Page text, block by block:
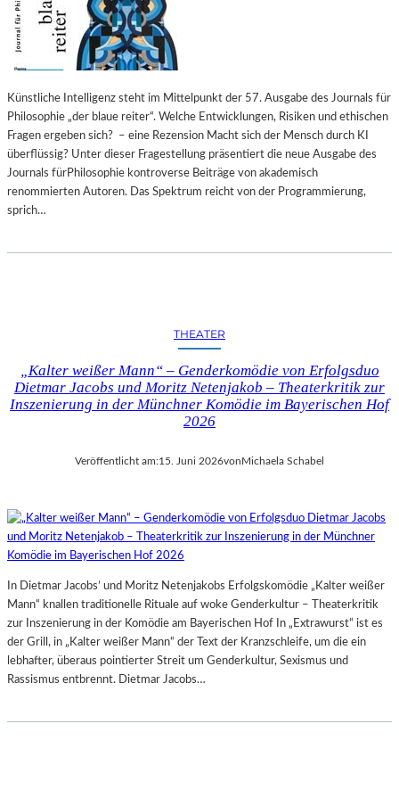
Künstliche Intelligenz steht im Mittelpunkt der 57. Ausgabe des Journals für
Philosophie „der blaue reiter“. Welche Entwicklungen, Risiken und ethischen
Fragen ergeben sich? – eine Rezension Macht sich der Mensch durch KI
überflüssig? Unter dieser Fragestellung präsentiert die neue Ausgabe des
Journals fürPhilosophie kontroverse Beiträge von akademisch
renommierten Autoren. Das Spektrum reicht von der Programmierung,
sprich…
THEATER
„Kalter weißer Mann“ – Genderkomödie von Erfolgsduo
Dietmar Jacobs und Moritz Netenjakob – Theaterkritik zur
Inszenierung in der Münchner Komödie im Bayerischen Hof
2026
Veröffentlicht am:15. Juni 2026vonMichaela Schabel
In Dietmar Jacobs’ und Moritz Netenjakobs Erfolgskomödie „Kalter weißer
Mann“ knallen traditionelle Rituale auf woke Genderkultur – Theaterkritik
zur Inszenierung in der Komödie am Bayerischen Hof In „Extrawurst“ ist es
der Grill, in „Kalter weißer Mann“ der Text der Kranzschleife, um die ein
lebhafter, überaus pointierter Streit um Genderkultur, Sexismus und
Rassismus entbrennt. Dietmar Jacobs…